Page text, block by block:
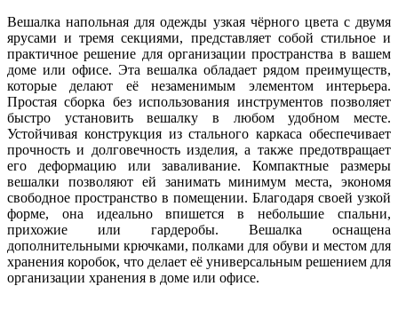
Вешалка напольная для одежды узкая чёрного цвета с двумя
ярусами и тремя секциями, представляет собой стильное и
практичное решение для организации пространства в вашем
доме или офисе. Эта вешалка обладает рядом преимуществ,
которые делают её незаменимым элементом интерьера.
Простая сборка без использования инструментов позволяет
быстро установить вешалку в любом удобном месте.
Устойчивая конструкция из стального каркаса обеспечивает
прочность и долговечность изделия, а также предотвращает
его деформацию или заваливание. Компактные размеры
вешалки позволяют ей занимать минимум места, экономя
свободное пространство в помещении. Благодаря своей узкой
форме, она идеально впишется в небольшие спальни,
прихожие или гардеробы. Вешалка оснащена
дополнительными крючками, полками для обуви и местом для
хранения коробок, что делает её универсальным решением для
организации хранения в доме или офисе.